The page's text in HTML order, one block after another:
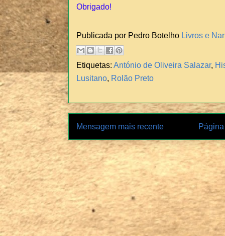
Obrigado!
Publicada por Pedro Botelho Livros e
Etiquetas: António de Oliveira Salazar,
Lusitano Rolão Preto
Mensagem mais recente